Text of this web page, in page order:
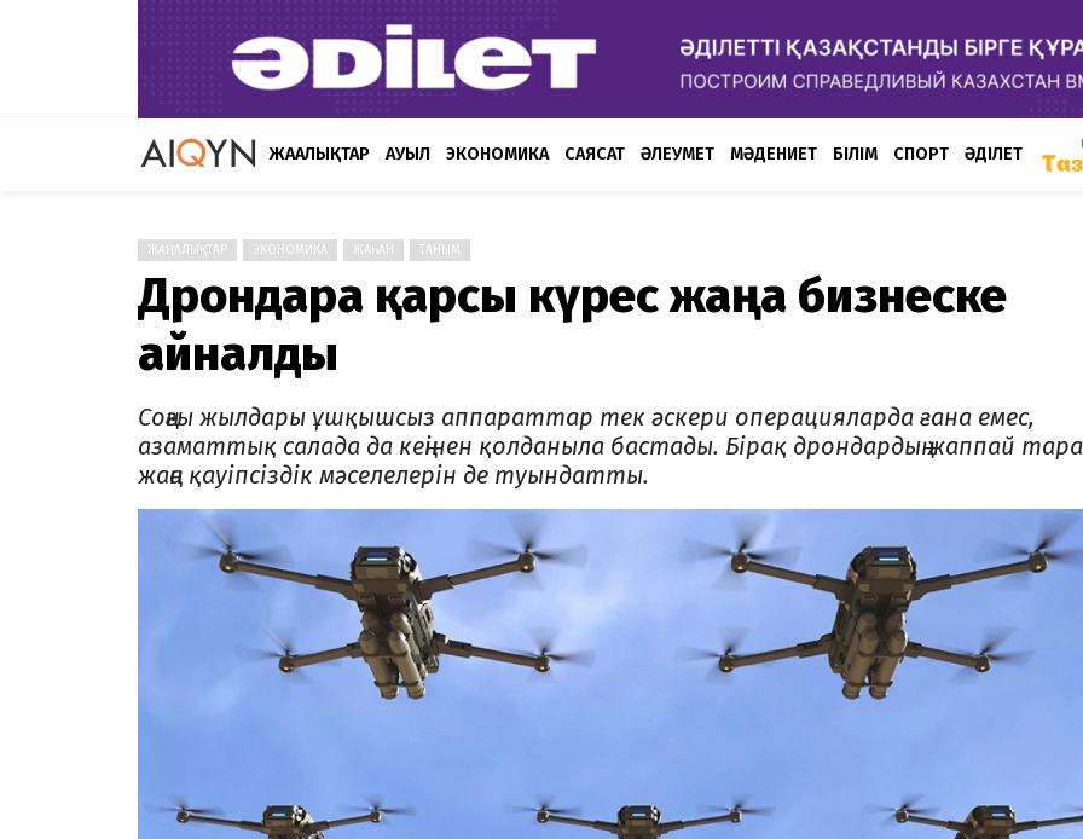
ЖАҢАЛЫҚТАР АУЫЛ ЭКОНОМИКА САЯСАТ ӘЛЕУМЕТ МӘДЕНИЕТ БІЛІМ СПОРТ ӘДІЛЕТ
ЖАҢАЛЫҚТАР ЭКОНОМИКА ЖАҺАН ТАНЫМ
Дрондарға қарсы күрес жаңа бизнеске
айналды
Соңғы жылдары ұшқышсыз аппараттар тек әскери операцияларда ғана емес,
азаматтық салада да кеңінен қолданыла бастады. Бірақ дрондардың жаппай
жаңа қауіпсіздік мәселелерін де туындатты.